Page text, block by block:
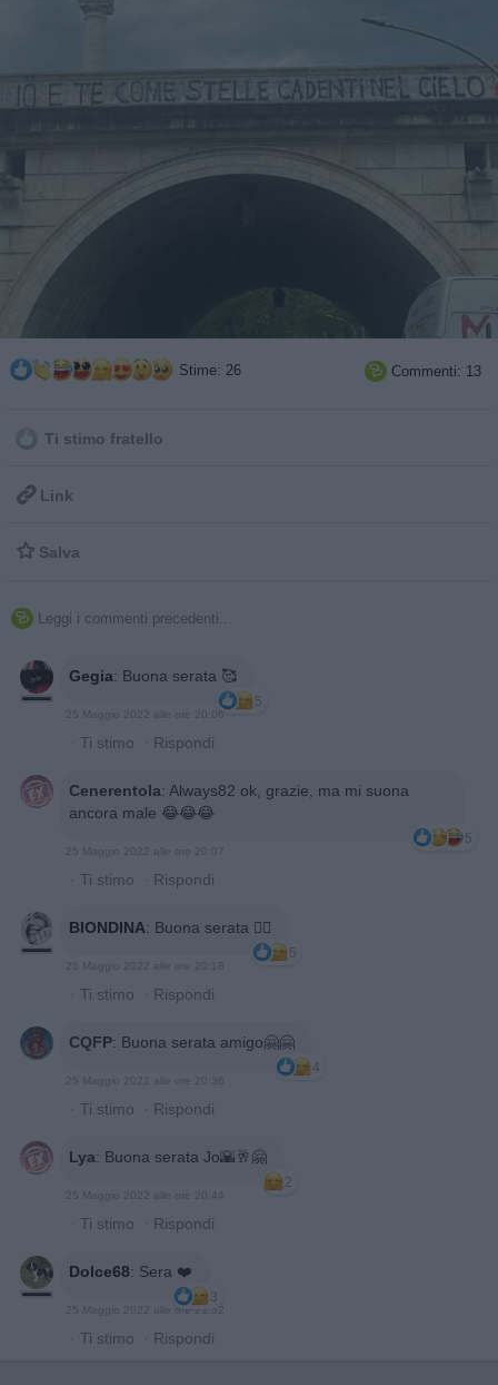
Stime: 26  Commenti: 13
Ti stimo fratello
 Link
 Salva
 Leggi i commenti precedenti...
Gegia: Buona serata 🥰
5
25 Maggio 2022 alle ore 20:06
· Ti stimo · Rispondi
Cenerentola: Always82 ok, grazie, ma mi suona
ancora male 😂😂😂
5
25 Maggio 2022 alle ore 20:07
· Ti stimo · Rispondi
BIONDINA: Buona serata 🙋‍♀️
5
25 Maggio 2022 alle ore 20:18
· Ti stimo · Rispondi
CQFP: Buona serata amigo🤗🤗
4
25 Maggio 2022 alle ore 20:36
· Ti stimo · Rispondi
Lya: Buona serata Jo🌇🥂🤗
2
25 Maggio 2022 alle ore 20:44
· Ti stimo · Rispondi
Dolce68: Sera ❤️
3
25 Maggio 2022 alle ore 21:52
· Ti stimo · Rispondi